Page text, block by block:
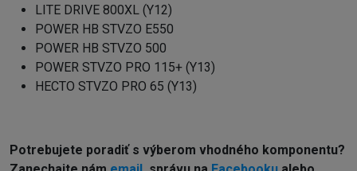
LITE DRIVE 800XL (Y12)
POWER HB STVZO E550
POWER HB STVZO 500
POWER STVZO PRO 115+ (Y13)
HECTO STVZO PRO 65 (Y13)
Potrebujete poradiť s výberom vhodného komponentu?